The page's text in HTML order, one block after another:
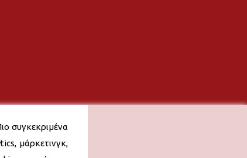
συγκεκριμένα
μάρκετινγκ,